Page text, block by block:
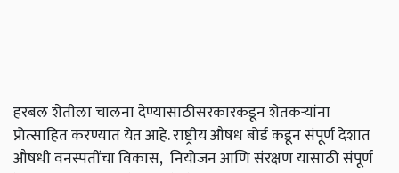
हरबल शेतीला चालना देण्यासाठीसरकारकडून शेतकऱ्यांना
प्रोत्साहित करण्यात येत आहे. राष्ट्रीय औषध बोर्ड कडून संपूर्ण देशात
औषधी वनस्पतींचा विकास, नियोजन आणि संरक्षण यासाठी संपूर्ण